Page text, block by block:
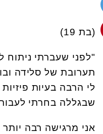
(בת 19)
"לפני שעברתי
תערובת של סלידה
לי הרבה בעיות
שבגללה בחרתי
אני מרגישה רבה